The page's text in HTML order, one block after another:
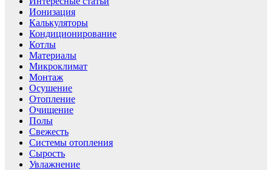
Ионизация
Калькуляторы
Кондиционирование
Котлы
Материалы
Микроклимат
Монтаж
Осушение
Отопление
Очищение
Полы
Свежесть
Системы отопления
Сырость
Увлажнение